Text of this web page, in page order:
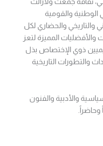
والقومية
والتاريخي والحضاري لكل
المميزة لتعز
ذوي الإختصاص بذل
والتطورات التاريخية
والأدبية والفنون
وحاضراً.